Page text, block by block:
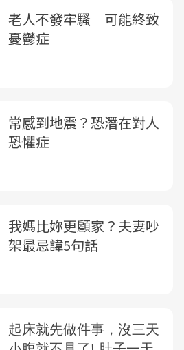
老人不發牢騷 可能終致
憂鬱症
常感到地震？恐潛在對人
恐懼症
我媽比妳更顧家？夫妻吵
架最忌諱5句話